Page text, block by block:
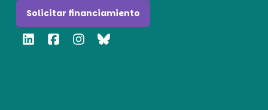
Solicitar financiamiento